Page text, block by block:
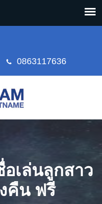
0863117636
เล่นลูกสาว
คืน ฟรี